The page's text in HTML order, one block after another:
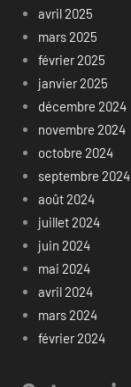
avril 2025
mars 2025
février 2025
janvier 2025
décembre 2024
novembre 2024
octobre 2024
septembre 2024
août 2024
juillet 2024
juin 2024
mai 2024
avril 2024
mars 2024
février 2024